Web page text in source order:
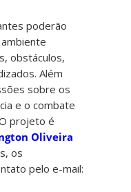
poderão
obstáculos,
Além
sobre os
e o combate
projeto é
Oliveira
os
pelo e-mail: